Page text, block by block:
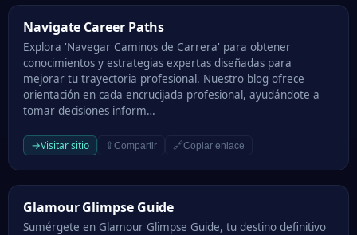
Navigate Career Paths
Navigate Career Paths
Explora 'Navegar Caminos de Carrera' para obtener
conocimientos y estrategias expertas diseñadas para
mejorar tu trayectoria profesional. Nuestro blog ofrece
orientación en cada encrucijada profesional, ayudándote a
tomar decisiones inform…
→Visitar sitio ⇪ Compartir 🔗Copiar enlace
Glamour Glimpse Guide
Glamour Glimpse Guide
Sumérgete en Glamour Glimpse Guide, tu destino definitivo